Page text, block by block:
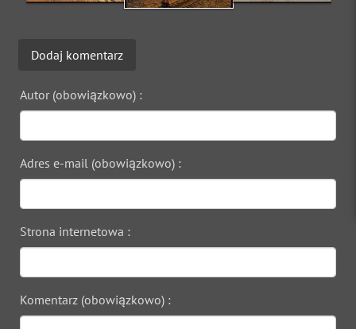
Dodaj komentarz
Autor (obowiązkowo) :
Adres e-mail (obowiązkowo) :
Strona internetowa :
Komentarz (obowiązkowo) :